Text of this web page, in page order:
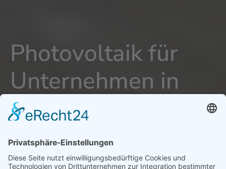
Photovoltaik für
Unternehmen in
Feuchtwangen -
Energetische